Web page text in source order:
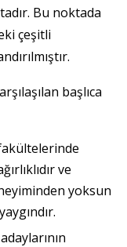
Bu noktada
çeşitli
başlıca
ve
yoksun